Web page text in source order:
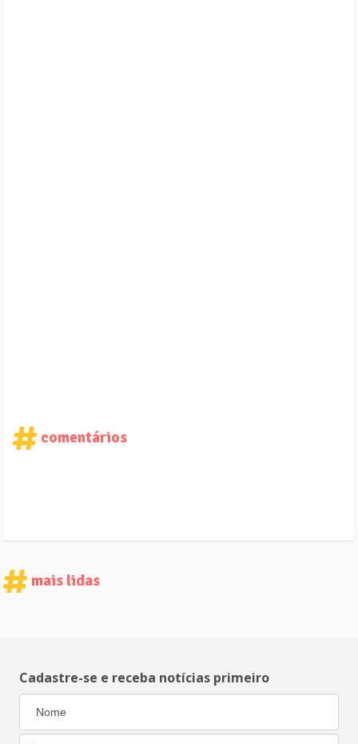
comentários
mais lidas
Cadastre-se e receba notícias primeiro